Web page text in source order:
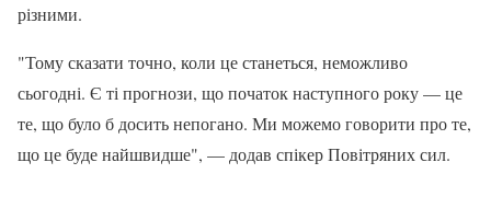
різними.
"Тому сказати точно, коли це станеться, неможливо
сьогодні. Є ті прогнози, що початок наступного року — це
те, що було б досить непогано. Ми можемо говорити про те,
що це буде найшвидше", — додав спікер Повітряних сил.